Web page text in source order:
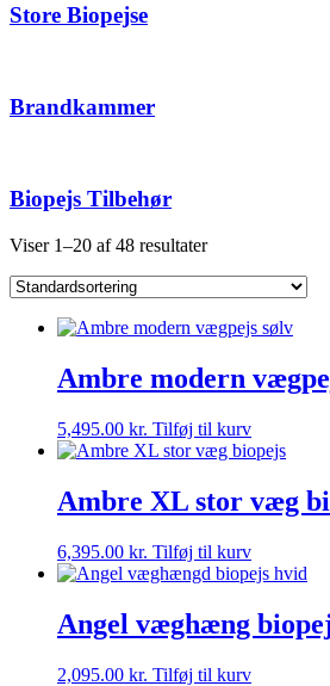
Store Biopejse
Brandkammer
Biopejs Tilbehør
Viser 1–20 af 48 resultater
Ambre modern
5,495.00 kr. Tilføj til kurv
Ambre XL stor væg
6,395.00 kr. Tilføj til kurv
Angel væghæng
2,095.00 kr. Tilføj til kurv